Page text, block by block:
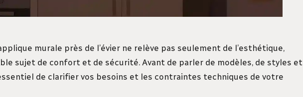
murale près de l’évier ne relève pas seulement de l’esthétique,
sujet de confort et de sécurité. Avant de parler de modèles, de styles et
de clarifier vos besoins et les contraintes techniques de votre